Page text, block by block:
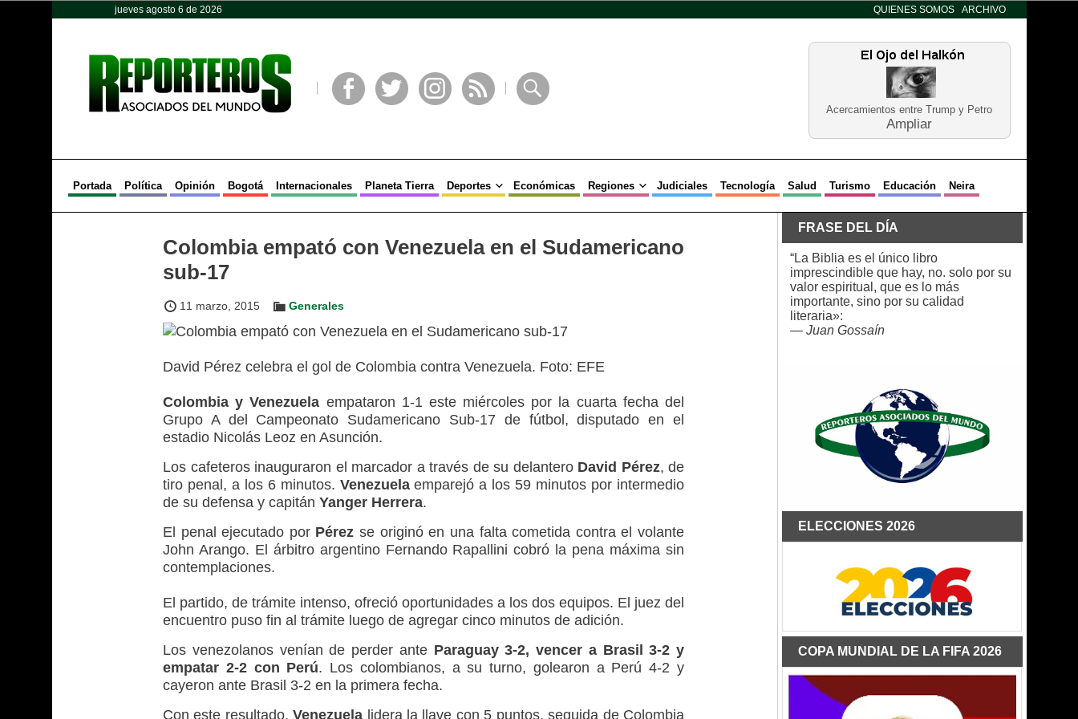
jueves agosto 6 de 2026 QUIENES SOMOS ARCHIVO
Acercamientos entre Trump y Petro
Ampliar
Portada Política Opinión Bogotá Internacionales Planeta Tierra Deportes Económicas Regiones Judiciales Tecnología Salud Turismo Educación Neira
Colombia empató con Venezuela en el Sudamericano
sub-17
11 marzo, 2015 Generales
David Pérez celebra el gol de Colombia contra Venezuela. Foto: EFE
Colombia y Venezuela empataron 1-1 este miércoles por la cuarta fecha del
Grupo A del Campeonato Sudamericano Sub-17 de fútbol, disputado en el
estadio Nicolás Leoz en Asunción.
Los cafeteros inauguraron el marcador a través de su delantero David Pérez, de
tiro penal, a los 6 minutos. Venezuelaemparejó a los 59 minutos por intermedio
de su defensa y capitán Yanger Herrera.
El penal ejecutado por Pérez se originó en una falta cometida contra el volante
John Arango. El árbitro argentino Fernando Rapallini cobró la pena máxima sin
contemplaciones.
El partido, de trámite intenso, ofreció oportunidades a los dos equipos. El juez del
encuentro puso fin al trámite luego de agregar cinco minutos de adición.
Los venezolanos venían de perder ante Paraguay 3-2, vencer a Brasil 3-2 y
empatar 2-2 con Perú. Los colombianos, a su turno, golearon a Perú 4-2 y
cayeron ante Brasil 3-2 en la primera fecha.
Con este resultado,Venezuela lidera la llave con 5 puntos, seguida de Colombia
FRASE DEL DÍA
“La Biblia es el único libro
imprescindible que hay, no. solo por su
valor espiritual, que es lo más
importante, sino por su calidad
literaria»:
— Juan Gossaín
ELECCIONES 2026
COPA MUNDIAL DE LA FIFA 2026
Opinión Política